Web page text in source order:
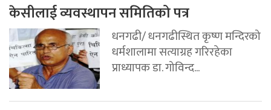
केसीलाई व्यवस्थापन समितिको पत्र
धनगढी/ धनगढीस्थित कृष्ण मन्दिरको
धर्मशालामा सत्याग्रह गरिरहेका
प्राध्यापक डा. गोविन्द...